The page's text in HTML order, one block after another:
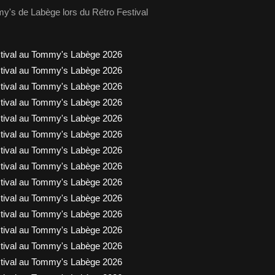
de Labège lors du Rétro Festival